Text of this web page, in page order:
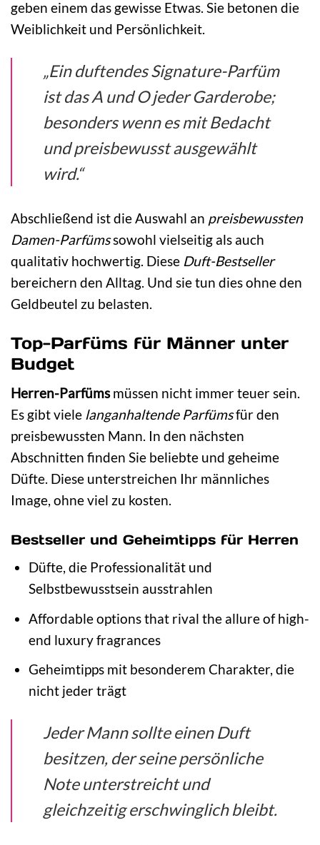
geben einem das gewisse Etwas. Sie betonen die
Weiblichkeit und Persönlichkeit.
„Ein duftendes Signature-Parfüm
ist das A und O jeder Garderobe;
besonders wenn es mit Bedacht
und preisbewusst ausgewählt
wird.“
Abschließend ist die Auswahl an preisbewussten
Damen-Parfümssowohl vielseitig als auch
qualitativ hochwertig. Diese Duft-Bestseller
bereichern den Alltag. Und sie tun dies ohne den
Geldbeutel zu belasten.
Top-Parfüms für Männer unter
Budget
Herren-Parfümsmüssen nicht immer teuer sein.
Es gibt viele langanhaltende Parfümsfür den
preisbewussten Mann. In den nächsten
Abschnitten finden Sie beliebte und geheime
Düfte. Diese unterstreichen Ihr männliches
Image, ohne viel zu kosten.
Bestseller und Geheimtipps für Herren
Düfte, die Professionalität und
Selbstbewusstsein ausstrahlen
Affordable options that rival the allure of high-
end luxury fragrances
Geheimtipps mit besonderem Charakter, die
nicht jeder trägt
Jeder Mann sollte einen Duft
besitzen, der seine persönliche
Note unterstreicht und
gleichzeitig erschwinglich bleibt.